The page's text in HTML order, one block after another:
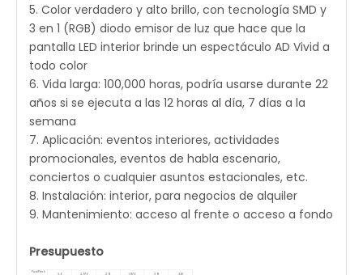
5. Color verdadero y alto brillo, con tecnología SMD y
3 en 1 (RGB) diodo emisor de luz que hace que la
pantalla LED interior brinde un espectáculo AD Vivid a
todo color
6. Vida larga: 100,000 horas, podría usarse durante 22
años si se ejecuta a las 12 horas al día, 7 días a la
semana
7. Aplicación: eventos interiores, actividades
promocionales, eventos de habla escenario,
conciertos o cualquier asuntos estacionales, etc.
8. Instalación: interior, para negocios de alquiler
9. Mantenimiento: acceso al frente o acceso a fondo
Presupuesto
Pixel Pitch
2.6 2.976 3.91 2.976 3.91
4.81